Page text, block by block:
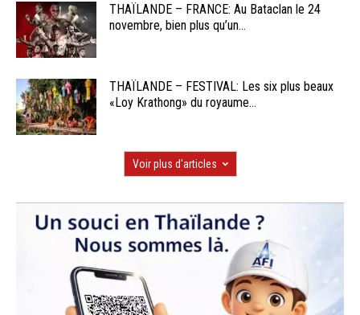
THAÏLANDE – FRANCE: Au Bataclan le 24
novembre, bien plus qu’un...
THAÏLANDE – FESTIVAL: Les six plus beaux
«Loy Krathong» du royaume...
Voir plus d'articles